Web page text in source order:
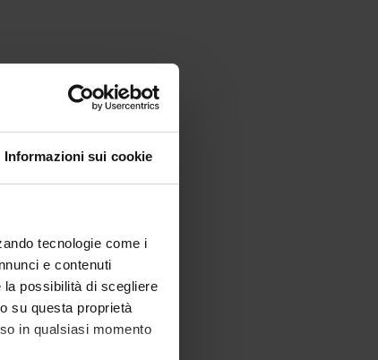
Informazioni sui cookie
tecnologie come i
e contenuti
possibilità di scegliere
su questa proprietà
in qualsiasi momento